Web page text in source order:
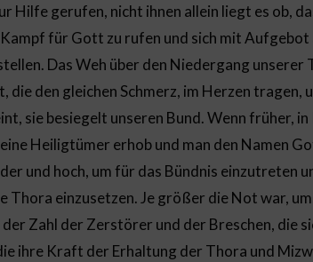
Hilfe gerufen, nicht ihnen allein liegt es ob,
für Gott zu rufen und sich mit
Das Weh über den Niedergang unserer
den gleichen Schmerz, im Herzen tragen,
sie besiegelt unseren Bund. Wenn früher, in
Heiligtümer erhob und man den Namen
und hoch, um für das Bündnis einzutreten
einzusetzen. Je größer die Not war,
Zahl der Zerstörer und der Breschen, die
ihre Kraft der Erhaltung der Thora und